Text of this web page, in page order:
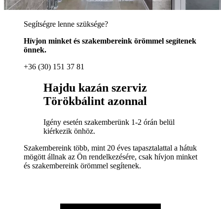
Segítségre lenne szüksége?
Hívjon minket és szakembereink örömmel segítenek
önnek.
+36 (30) 151 37 81
Hajdu kazán szerviz
Törökbálint azonnal
Igény esetén szakemberünk 1-2 órán belül
kiérkezik önhöz.
Szakembereink több, mint 20 éves tapasztalattal a hátuk
mögött állnak az Ön rendelkezésére, csak hívjon minket
és szakembereink örömmel segítenek.